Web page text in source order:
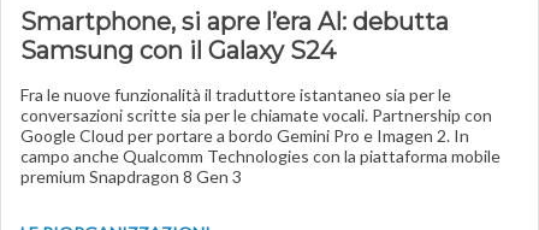
Smartphone, si apre l’era AI: debutta
Samsung con il Galaxy S24
Fra le nuove funzionalità il traduttore istantaneo sia per le
conversazioni scritte sia per le chiamate vocali. Partnership con
Google Cloud per portare a bordo Gemini Pro e Imagen 2. In
campo anche Qualcomm Technologies con la piattaforma mobile
premium Snapdragon 8 Gen 3